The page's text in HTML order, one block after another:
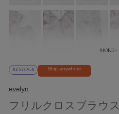
RESTOCK Ship anywhere
evelyn
フリルクロスブラウス